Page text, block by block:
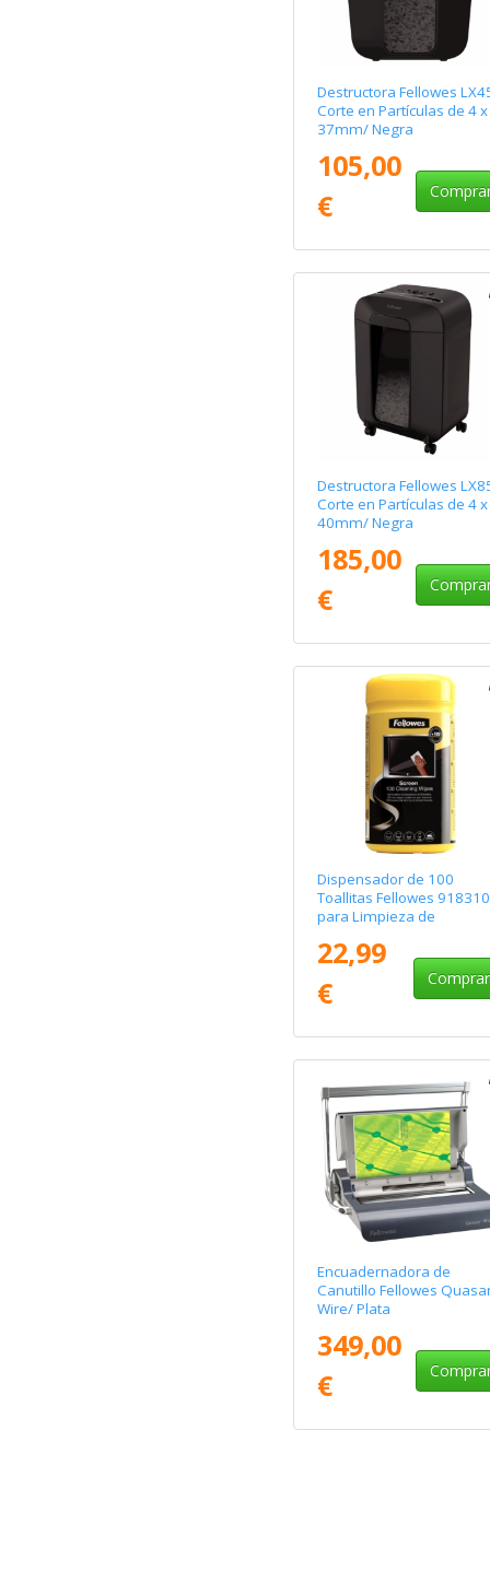
Destructora Fellowes
Corte en Partículas de 4 x
37mm/ Negra
105,00
€
Destructora Fellowes
Corte en Partículas de 4 x
40mm/ Negra
185,00
€
Dispensador de 100
Toallitas Fellowes
para Limpieza de
Unidades
22,99
€
Comprar
Encuadernadora de
Canutillo Fellowes
Wire/ Plata
349,00
€